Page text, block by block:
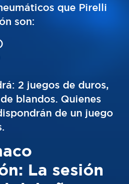
que Pirelli
son:
2 juegos de duros,
blandos. Quienes
de un juego
La sesión